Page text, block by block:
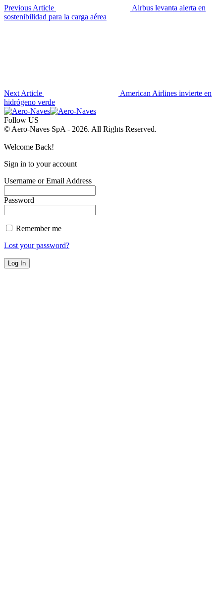
Previous Article
Airbus levanta alerta en
sostenibilidad para la carga aérea
Next Article
American Airlines invierte en
hidrógeno verde
Follow US
© Aero-Naves SpA - 2026. All Rights Reserved.
Welcome Back!
Sign in to your account
Username or Email Address
Password
Remember me
Lost your password?